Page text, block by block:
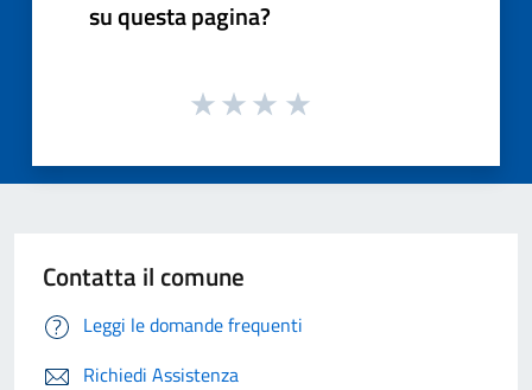
su questa pagina?
Contatta il comune
Leggi le domande frequenti
Richiedi Assistenza